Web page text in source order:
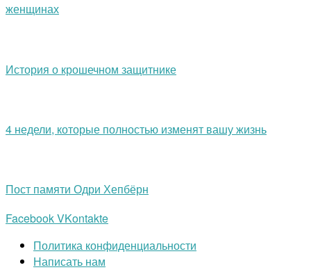
женщинах
История о крошечном защитнике
4 недели, которые полностью изменят вашу жизнь
Пост памяти Одри Хепбёрн
FacebookVKontakte
Политика конфиденциальности
Написать нам